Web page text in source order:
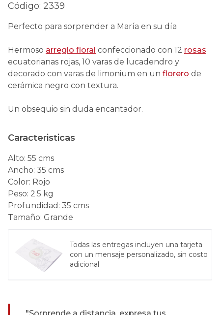
Código: 2339
Perfecto para sorprender a María en su día
Hermoso arreglo floral confeccionado con 12 rosas
ecuatorianas rojas, 10 varas de lucadendro y
decorado con varas de limonium en un florero de
cerámica negro con textura.
Un obsequio sin duda encantador.
Caracteristicas
Alto: 55 cms
Ancho: 35 cms
Color: Rojo
Peso: 2.5 kg
Profundidad : 35 cms
Tamaño: Grande
Todas las entregas incluyen una tarjeta
con un mensaje personalizado, sin costo
adicional